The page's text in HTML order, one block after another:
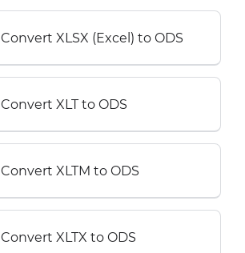
Convert XLSX (Excel) to ODS
Convert XLT to ODS
Convert XLTM to ODS
Convert XLTX to ODS